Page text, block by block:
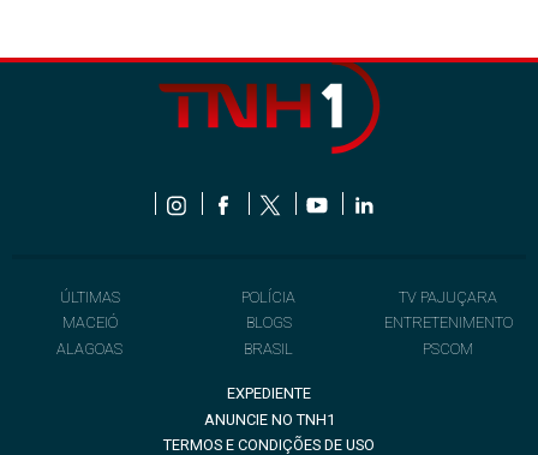
ÚLTIMAS
MACEIÓ
ALAGOAS
POLÍCIA
BLOGS
BRASIL
TV PAJUÇARA
ENTRETENIMENTO
PSCOM
EXPEDIENTE
ANUNCIE NO TNH1
TERMOS E CONDIÇÕES DE USO